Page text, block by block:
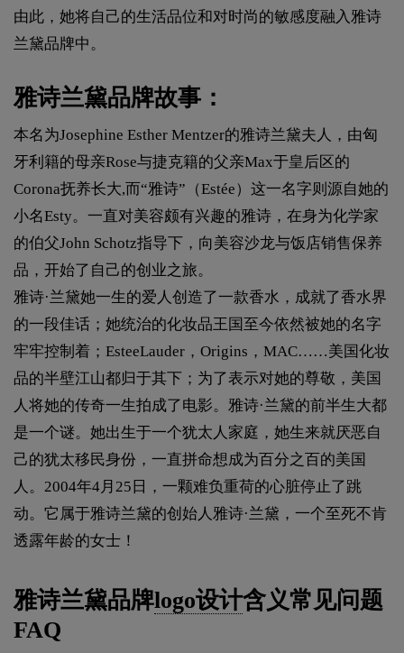
由此，她将自己的生活品位和对时尚的敏感度融入雅诗
兰黛品牌中。
雅诗兰黛品牌故事：
本名为Josephine Esther Mentzer的雅诗兰黛夫人，由匈
牙利籍的母亲Rose与捷克籍的父亲Max于皇后区的
Corona抚养长大,而“雅诗”（Estée）这一名字则源自她的
小名Esty。一直对美容颇有兴趣的雅诗，在身为化学家
的伯父John Schotz指导下，向美容沙龙与饭店销售保养
品，开始了自己的创业之旅。
雅诗·兰黛她一生的爱人创造了一款香水，成就了香水界
的一段佳话；她统治的化妆品王国至今依然被她的名字
牢牢控制着；EsteeLauder，Origins，MAC……美国化妆
品的半壁江山都归于其下；为了表示对她的尊敬，美国
人将她的传奇一生拍成了电影。雅诗·兰黛的前半生大都
是一个谜。她出生于一个犹太人家庭，她生来就厌恶自
己的犹太移民身份，一直拼命想成为百分之百的美国
人。2004年4月25日，一颗难负重荷的心脏停止了跳
动。它属于雅诗兰黛的创始人雅诗·兰黛，一个至死不肯
透露年龄的女士！
雅诗兰黛品牌logo设计含义常见问题
FAQ